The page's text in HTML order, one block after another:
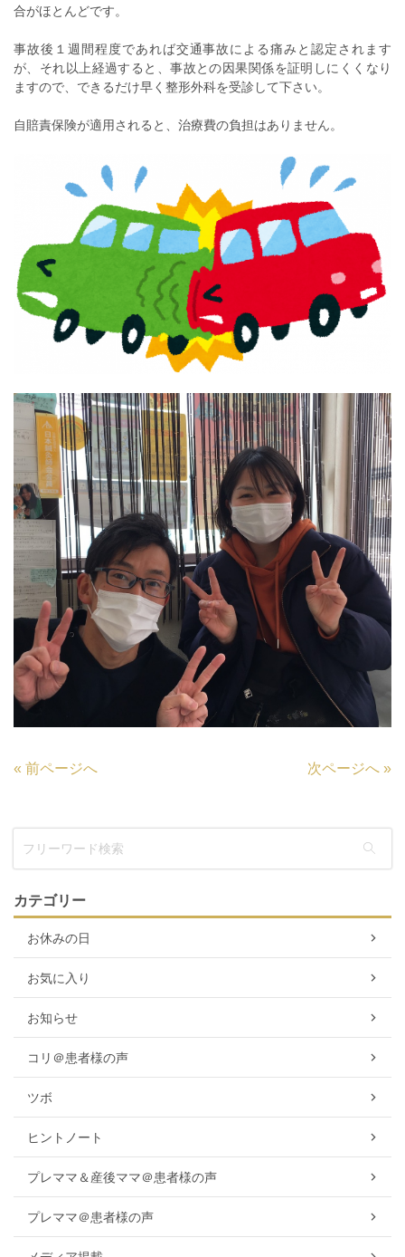
合がほとんどです。
事故後１週間程度であれば交通事故による痛みと認定されます
が、それ以上経過すると、事故との因果関係を証明しにくくなり
ますので、できるだけ早く整形外科を受診して下さい。
自賠責保険が適用されると、治療費の負担はありません。
« 前ページへ 次ページへ »
カテゴリー
お休みの日
お気に入り
お知らせ
コリ＠患者様の声
ツボ
ヒントノート
プレママ＆産後ママ＠患者様の声
プレママ＠患者様の声